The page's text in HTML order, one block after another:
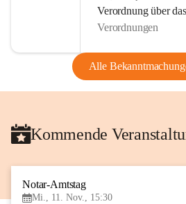
Verordnung über
Verordnungen
Alle
Kommende
Notar-Amtstag
Mi., 11. Nov., 15:30